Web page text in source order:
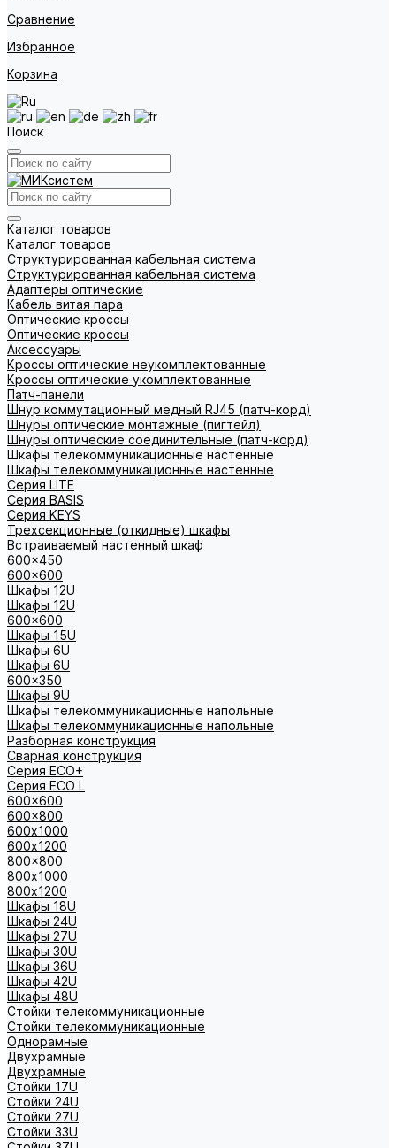
Сравнение
Избранное
Корзина
Поиск
Каталог товаров
Каталог товаров
Структурированная кабельная система
Структурированная кабельная система
Адаптеры оптические
Кабель витая пара
Оптические кроссы
Оптические кроссы
Аксессуары
Кроссы оптические неукомплектованные
Кроссы оптические укомплектованные
Патч-панели
Шнур коммутационный медный RJ45 (патч-корд)
Шнуры оптические монтажные (пигтейл)
Шнуры оптические соединительные (патч-корд)
Шкафы телекоммуникационные настенные
Шкафы телекоммуникационные настенные
Cерия LITE
Cерия BASIS
Cерия KEYS
Трехсекционные (откидные) шкафы
Встраиваемый настенный шкаф
600x450
600x600
Шкафы 12U
Шкафы 12U
600x600
Шкафы 15U
Шкафы 6U
Шкафы 6U
600x350
Шкафы 9U
Шкафы телекоммуникационные напольные
Шкафы телекоммуникационные напольные
Разборная конструкция
Сварная конструкция
Серия ECO+
Серия ECO L
600x600
600x800
600х1000
600х1200
800x800
800х1000
800х1200
Шкафы 18U
Шкафы 24U
Шкафы 27U
Шкафы 30U
Шкафы 36U
Шкафы 42U
Шкафы 48U
Стойки телекоммуникационные
Стойки телекоммуникационные
Однорамные
Двухрамные
Двухрамные
Стойки 17U
Стойки 24U
Стойки 27U
Стойки 33U